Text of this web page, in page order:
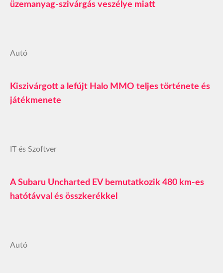
üzemanyag-szivárgás veszélye miatt
Autó
Kiszivárgott a lefújt Halo MMO teljes története és
játékmenete
IT és Szoftver
A Subaru Uncharted EV bemutatkozik 480 km-es
hatótávval és összkerékkel
Autó